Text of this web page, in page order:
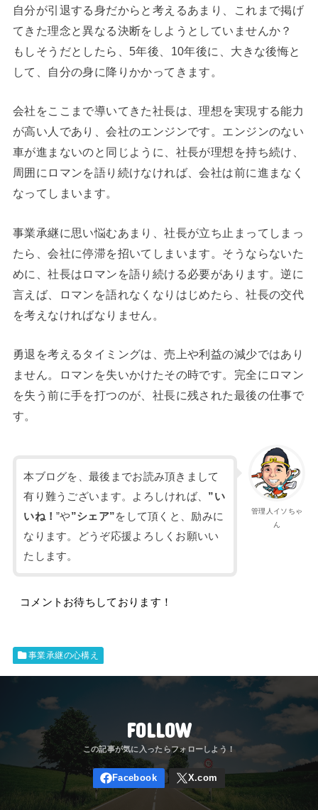
自分が引退する身だからと考えるあまり、これまで掲げ
てきた理念と異なる決断をしようとしていませんか？
もしそうだとしたら、5年後、10年後に、大きな後悔と
して、自分の身に降りかかってきます。
会社をここまで導いてきた社長は、理想を実現する能力
が高い人であり、会社のエンジンです。エンジンのない
車が進まないのと同じように、社長が理想を持ち続け、
周囲にロマンを語り続けなければ、会社は前に進まなく
なってしまいます。
事業承継に思い悩むあまり、社長が立ち止まってしまっ
たら、会社に停滞を招いてしまいます。そうならないた
めに、社長はロマンを語り続ける必要があります。逆に
言えば、ロマンを語れなくなりはじめたら、社長の交代
を考えなければなりません。
勇退を考えるタイミングは、売上や利益の減少ではあり
ません。ロマンを失いかけたその時です。完全にロマン
を失う前に手を打つのが、社長に残された最後の仕事で
す。
管理人イソちゃ
ん
本ブログを、最後までお読み頂きまして
有り難うございます。よろしければ、 ”い
いね！”や”シェア”をして頂くと、励みに
なります。どうぞ応援よろしくお願いい
たします。
コメントお待ちしております！
事業承継の心構え
FOLLOW